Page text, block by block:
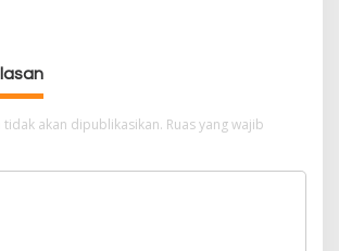
akan dipublikasikan. Ruas yang wajib